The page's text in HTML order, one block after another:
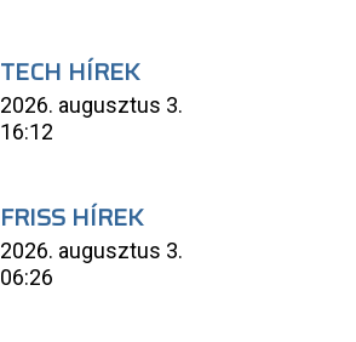
TECH HÍREK
2026. augusztus 3.
16:12
FRISS HÍREK
2026. augusztus 3.
06:26